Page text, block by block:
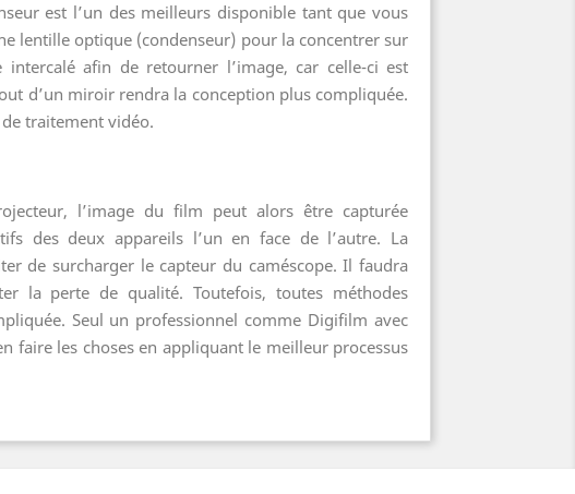
est l’un des meilleurs disponible tant que vous
lentille optique (condenseur) pour la concentrer sur
afin de retourner l’image, car celle-ci est
d’un miroir rendra la conception plus compliquée.
traitement vidéo.
l’image du film peut alors être capturée
des deux appareils l’un en face de l’autre. La
de surcharger le capteur du caméscope. Il faudra
la perte de qualité. Toutefois, toutes méthodes
Seul un professionnel comme Digifilm avec
faire les choses en appliquant le meilleur processus